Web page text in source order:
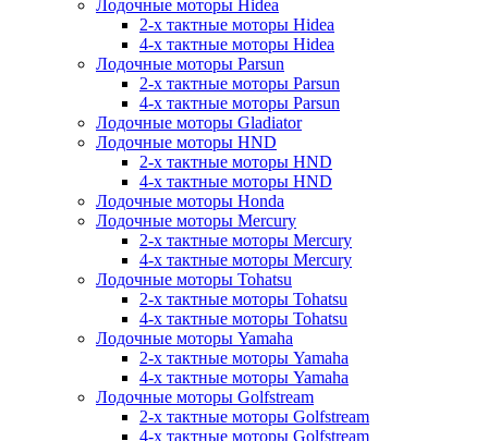
Лодочные моторы Hidea
2-х тактные моторы Hidea
4-х тактные моторы Hidea
Лодочные моторы Parsun
2-х тактные моторы Parsun
4-х тактные моторы Parsun
Лодочные моторы Gladiator
Лодочные моторы HND
2-х тактные моторы HND
4-х тактные моторы HND
Лодочные моторы Honda
Лодочные моторы Mercury
2-х тактные моторы Mercury
4-х тактные моторы Mercury
Лодочные моторы Tohatsu
2-х тактные моторы Tohatsu
4-х тактные моторы Tohatsu
Лодочные моторы Yamaha
2-х тактные моторы Yamaha
4-х тактные моторы Yamaha
Лодочные моторы Golfstream
2-х тактные моторы Golfstream
4-х тактные моторы Golfstream